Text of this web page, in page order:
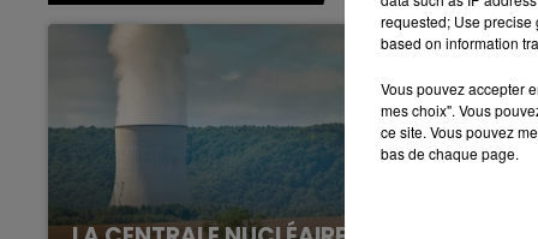
LE WEEK-END CHAMPAGNE FM
requested; Use precise
based on information
Vous pouvez accepter
mes choix". Vous
ce site. Vous pouvez
bas de chaque page.